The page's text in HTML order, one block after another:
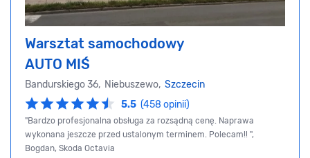
Warsztat samochodowy
AUTO MIŚ
Bandurskiego 36, Niebuszewo, Szczecin
5.5 (458 opinii)
"Bardzo profesjonalna obsługa za rozsądną cenę. Naprawa
wykonana jeszcze przed ustalonym terminem. Polecam!! ",
Bogdan, Skoda Octavia